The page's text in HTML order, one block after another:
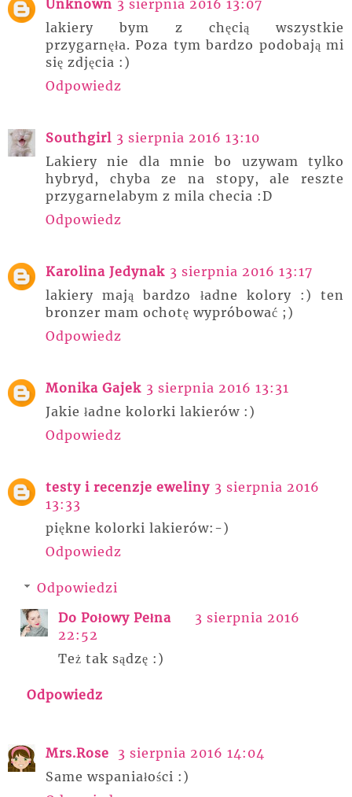
Unknown 3 sierpnia 2016 13:07
lakiery bym z chęcią wszystkie
przygarnęła. Poza tym bardzo podobają mi
się zdjęcia :)
Odpowiedz
Southgirl 3 sierpnia 2016 13:10
Lakiery nie dla mnie bo uzywam tylko
hybryd, chyba ze na stopy, ale reszte
przygarnelabym z mila checia :D
Odpowiedz
Karolina Jedynak 3 sierpnia 2016 13:17
lakiery mają bardzo ładne kolory :) ten
bronzer mam ochotę wypróbować ;)
Odpowiedz
Monika Gajek 3 sierpnia 2016 13:31
Jakie ładne kolorki lakierów :)
Odpowiedz
testy i recenzje eweliny 3 sierpnia 2016
13:33
piękne kolorki lakierów:-)
Odpowiedz
Odpowiedzi
Do Połowy Pełna
3 sierpnia 2016
22:52
Też tak sądzę :)
Odpowiedz
Mrs.Rose
3 sierpnia 2016 14:04
Same wspaniałości :)